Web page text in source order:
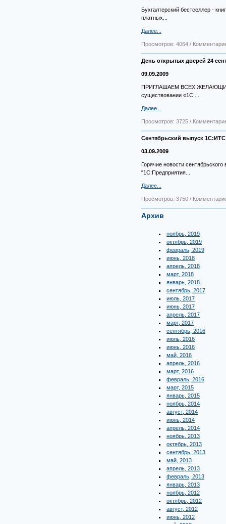
Бухгалтерский бестселлер -
платных...
Далее...
Просмотров: 4064 /
День открытых дверей 24
09.09.2009
ПРИГЛАШАЕМ ВСЕХ ЖЕЛАЮЩИХ
существовании «1С:...
Далее...
Просмотров: 3725 /
Сентябрьский выпуск 1С:ИТС
03.09.2009
Горячие новости
"1С:Предприятия...
Далее...
Просмотров: 3750 /
Архив
ноябрь, 2019
октябрь, 2019
февраль, 2019
июнь, 2018
апрель, 2018
март, 2018
январь, 2018
сентябрь, 2017
июль, 2017
июнь, 2017
апрель, 2017
март, 2017
сентябрь, 2016
июль, 2016
июнь, 2016
май, 2016
апрель, 2016
март, 2016
февраль, 2016
март, 2015
январь, 2015
ноябрь, 2014
август, 2014
июнь, 2014
апрель, 2014
ноябрь, 2013
октябрь, 2013
сентябрь, 2013
май, 2013
апрель, 2013
февраль, 2013
январь, 2013
ноябрь, 2012
октябрь, 2012
август, 2012
июнь, 2012